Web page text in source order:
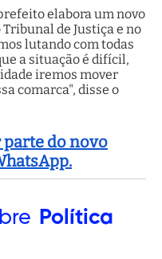
elabora um novo
de Justiça e no
lutando com todas
a situação é difícil,
iremos mover
comarca", disse o
parte do novo
Política